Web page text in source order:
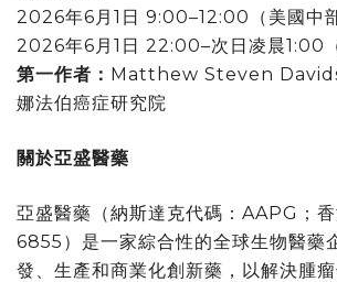
2026年6月1日 9:00–12:00（美國中部
2026年6月1日 22:00–次日凌晨1:00
第一作者： Matthew Steven
娜法伯癌症研究院
關於亞盛醫藥
亞盛醫藥（納斯達克代碼：AAPG；香
6855）是一家綜合性的全球生物醫藥
發、生產和商業化創新藥，以解決腫